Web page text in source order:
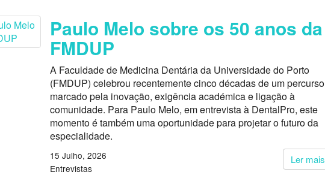
Paulo Melo sobre os 50 anos da
FMDUP
A Faculdade de Medicina Dentária da Universidade do Porto
(FMDUP) celebrou recentemente cinco décadas de um percurso
marcado pela inovação, exigência académica e ligação à
comunidade. Para Paulo Melo, em entrevista à DentalPro, este
momento é também uma oportunidade para projetar o futuro da
especialidade.
Ler mais
15 Julho, 2026
Entrevistas